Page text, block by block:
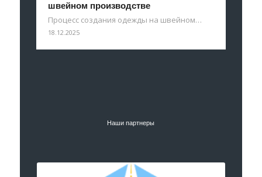
швейном производстве
Процесс создания одежды на швейном…
18.12.2025
Наши партнеры